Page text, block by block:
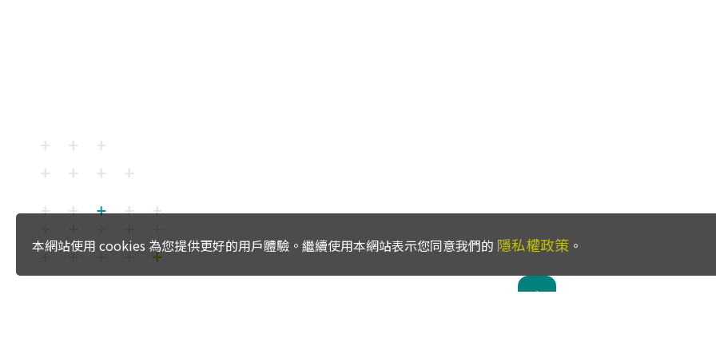
本網站使用 cookies 為您提供更好的用戶體驗。繼續使用本網站表示您同意我們的 隱私權政策 。